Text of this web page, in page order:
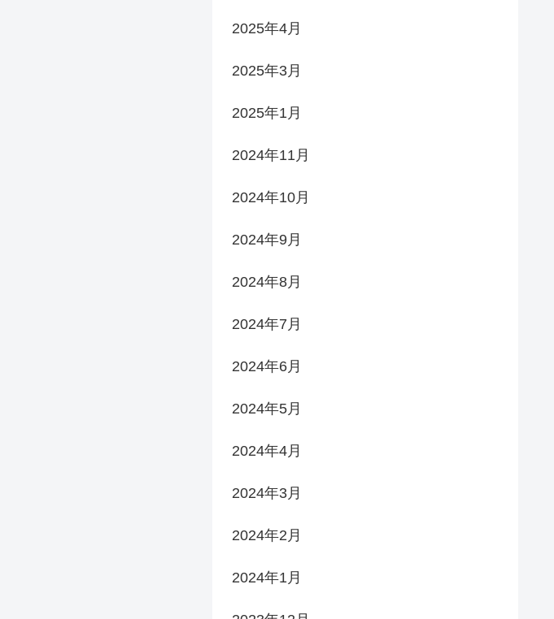
2025年4月
2025年3月
2025年1月
2024年11月
2024年10月
2024年9月
2024年8月
2024年7月
2024年6月
2024年5月
2024年4月
2024年3月
2024年2月
2024年1月